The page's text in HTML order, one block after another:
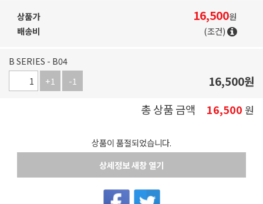
상품가 16,500원
배송비
(조건)
B SERIES - B04
+1
-1 16,500원
총 상품 금액
16,500 원
상품이 품절되었습니다.
상세정보 새창 열기